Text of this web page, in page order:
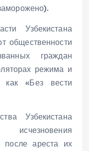
Узбекистана
общественности
граждан
режима и
как «Без вести
Узбекистана
после ареста их